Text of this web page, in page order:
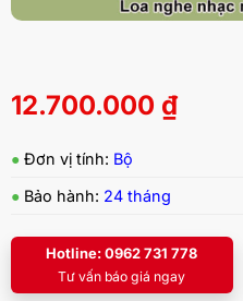
12.700.000 ₫
● Đơn vị tính: Bộ
● Bảo hành: 24 tháng
Hotline: 0962 731 778
Tư vấn báo giá ngay